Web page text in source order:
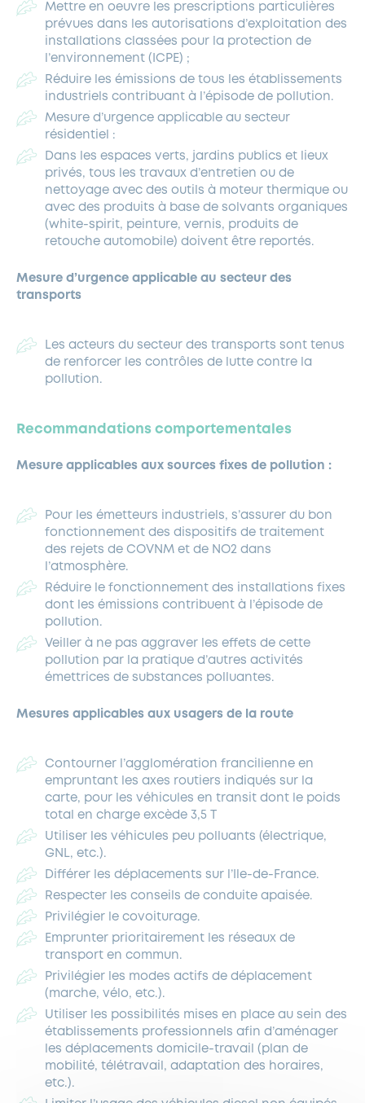
Mettre en oeuvre les prescriptions particulières
prévues dans les autorisations d’exploitation des
installations classées pour la protection de
l’environnement (ICPE) ;
Réduire les émissions de tous les établissements
industriels contribuant à l’épisode de pollution.
Mesure d’urgence applicable au secteur
résidentiel :
Dans les espaces verts, jardins publics et lieux
privés, tous les travaux d’entretien ou de
nettoyage avec des outils à moteur thermique ou
avec des produits à base de solvants organiques
(white-spirit, peinture, vernis, produits de
retouche automobile) doivent être reportés.
Mesure d’urgence applicable au secteur des
transports
Les acteurs du secteur des transports sont tenus
de renforcer les contrôles de lutte contre la
pollution.
Recommandations comportementales
Mesure applicables aux sources fixes de pollution :
Pour les émetteurs industriels, s’assurer du bon
fonctionnement des dispositifs de traitement
des rejets de COVNM et de NO2 dans
l’atmosphère.
Réduire le fonctionnement des installations fixes
dont les émissions contribuent à l’épisode de
pollution.
Veiller à ne pas aggraver les effets de cette
pollution par la pratique d’autres activités
émettrices de substances polluantes.
Mesures applicables aux usagers de la route
Contourner l’agglomération francilienne en
empruntant les axes routiers indiqués sur la
carte, pour les véhicules en transit dont le poids
total en charge excède 3,5 T
Utiliser les véhicules peu polluants (électrique,
GNL, etc.).
Différer les déplacements sur l’Ile-de-France.
Respecter les conseils de conduite apaisée.
Privilégier le covoiturage.
Emprunter prioritairement les réseaux de
transport en commun.
Privilégier les modes actifs de déplacement
(marche, vélo, etc.).
Utiliser les possibilités mises en place au sein des
établissements professionnels afin d’aménager
les déplacements domicile-travail (plan de
mobilité, télétravail, adaptation des horaires,
etc.).